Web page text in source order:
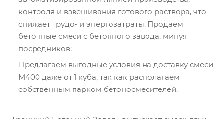
контроля и взвешивания готового раствора, что
снижает трудо- и энергозатраты. Продаем
бетонные смеси с бетонного завода, минуя
посредников;
Предлагаем выгодные условия на доставку смеси
М400 даже от 1 куба, так как располагаем
собственным парком бетоносмесителей.